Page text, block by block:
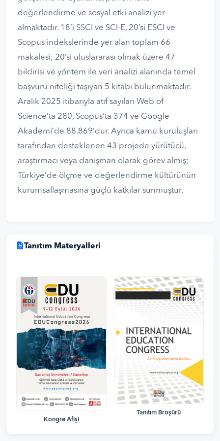
değerlendirme ve sosyal etki analizi yer
almaktadır. 18’i SSCI ve SCI-E, 20’si ESCI ve
Scopus indekslerinde yer alan toplam 66
makalesi; 20’si uluslararası olmak üzere 47
bildirisi ve yöntem ile veri analizi alanında temel
başvuru niteliği taşıyan 5 kitabı bulunmaktadır.
Aralık 2025 itibarıyla atıf sayıları Web of
Science’ta 280, Scopus’ta 374 ve Google
Akademi’de 88.869’dur. Ayrıca kamu kuruluşları
tarafından desteklenen 43 projede yürütücü,
araştırmacı veya danışman olarak görev almış;
Türkiye’de ölçme ve değerlendirme kültürünün
kurumsallaşmasına güçlü katkılar sunmuştur.
Tanıtım Materyalleri
Kongre Afişi
Tanıtım Broşürü